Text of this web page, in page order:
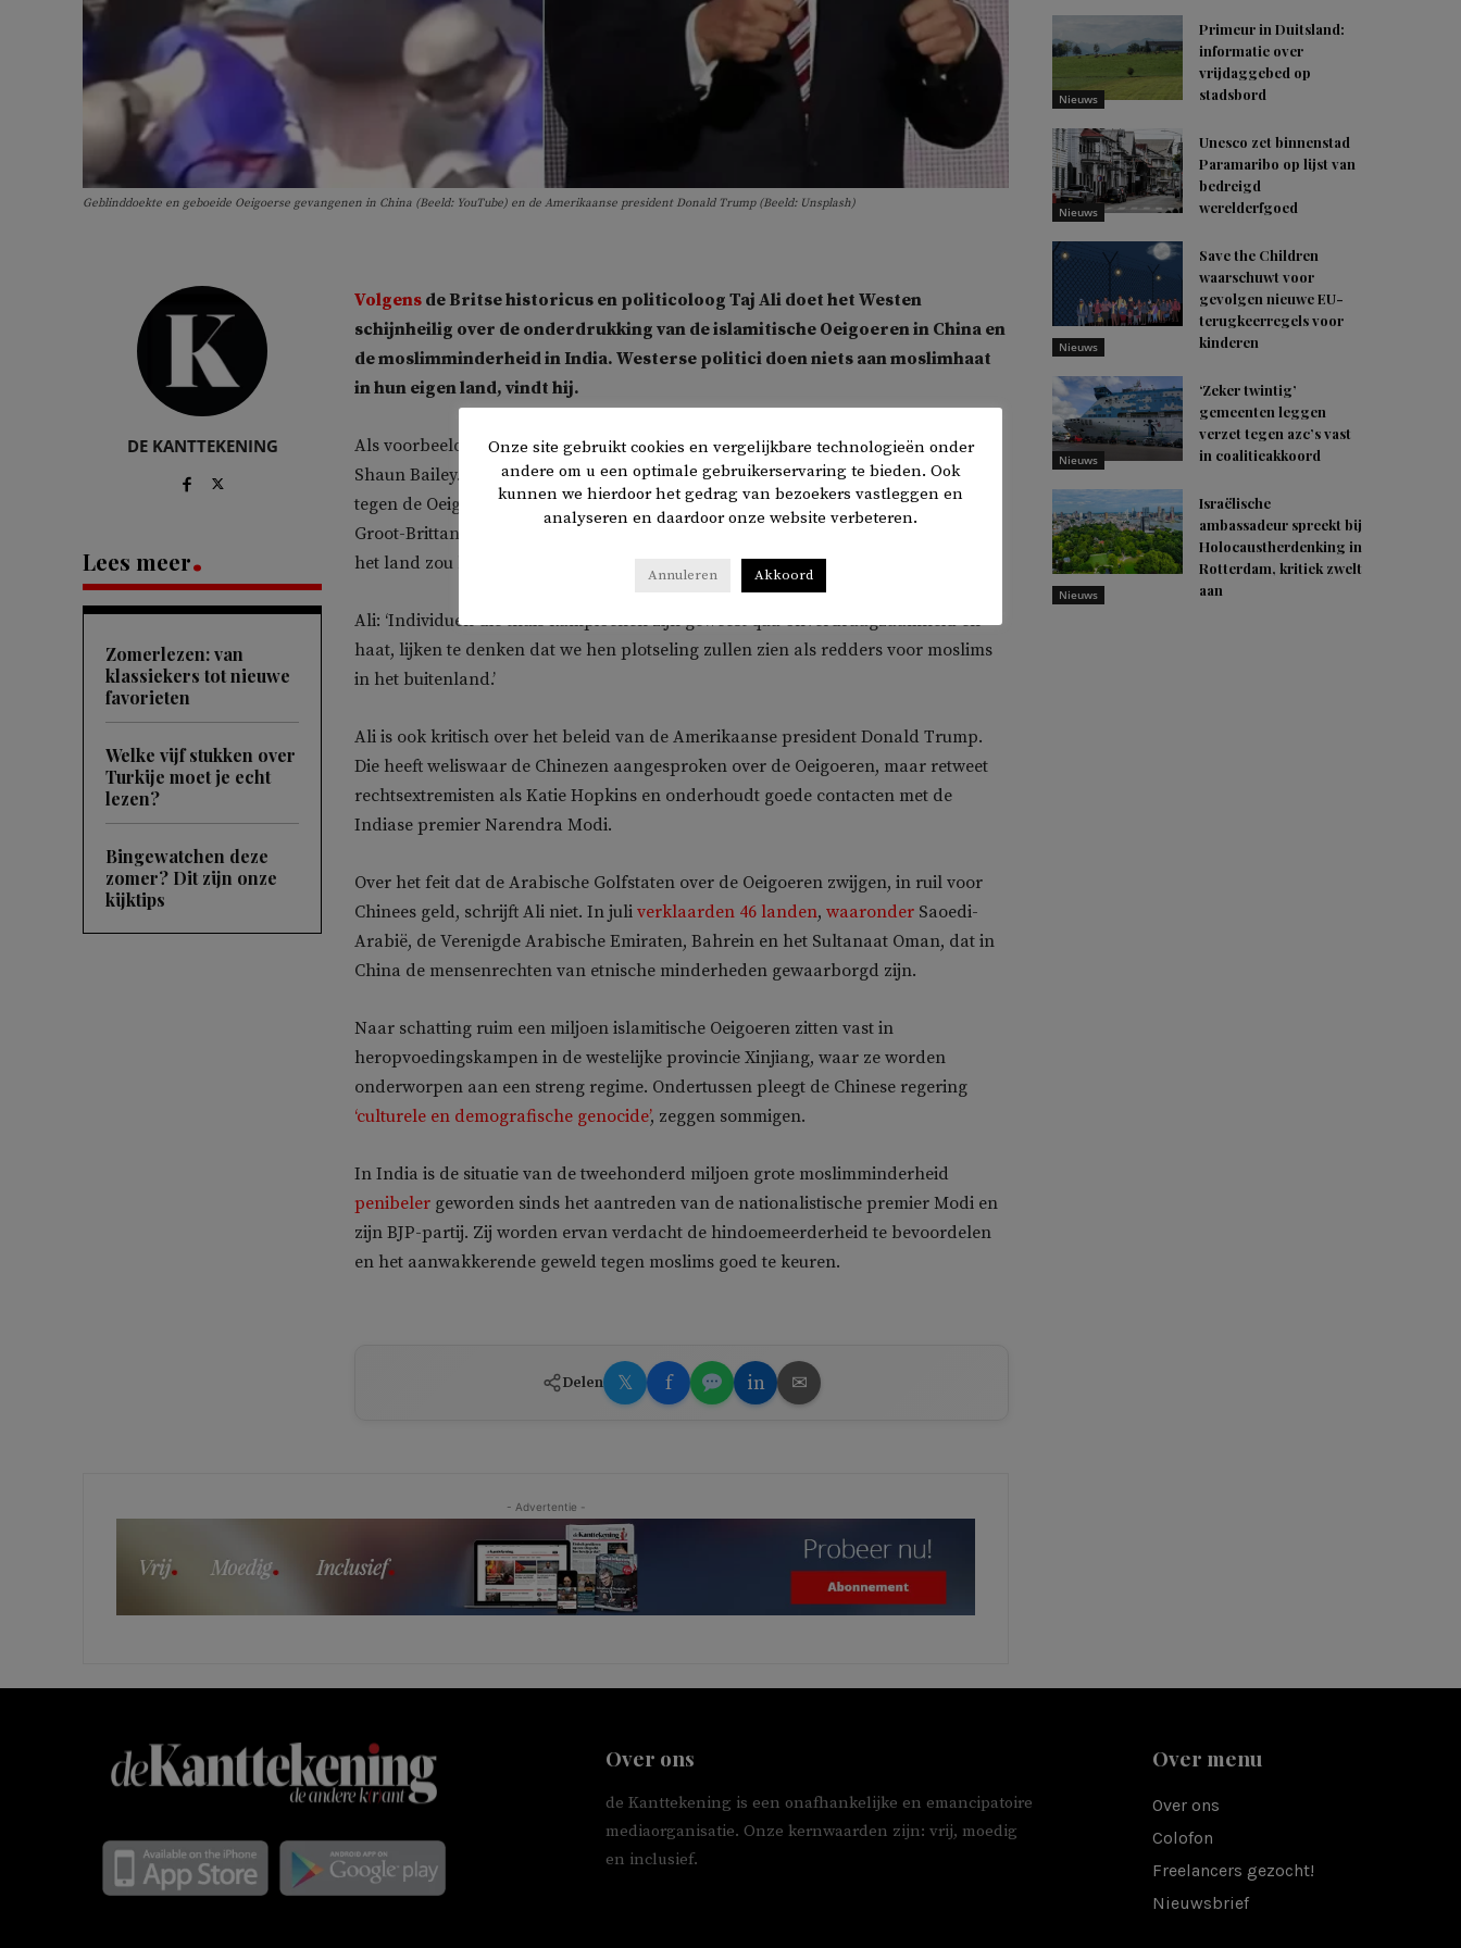
Geblinddoekte en geboeide Oeigoerse gevangenen in China (Beeld: YouTube) en de Amerikaanse president Donald Trump (Beeld: Unsplash)
DE KANTTEKENING
Lees meer
Zomerlezen: van
klassiekers tot nieuwe
favorieten
Welke vijf stukken over
Turkije moet je echt
lezen?
Bingewatchen deze
zomer? Dit zijn onze
kijktips
Volgens de Britse historicus en politicoloog Taj Ali doet het Westen
schijnheilig over de onderdrukking van de islamitische Oeigoeren in China en
de moslimminderheid in India. Westerse politici doen niets aan moslimhaat
in hun eigen land, vindt hij.
Als voorbeeld noemt Ali de Conservatieve Londense burgemeesterskandidaat
Shaun Bailey. Die twitterde in juni over de mensenrechtenschendingen in China
tegen de Oeigoeren, maar schreef in 2005 een pamflet waarin hij betoogde dat als
Groot-Brittannië zich meer zou aanpassen aan de hindoe- en moslimcultuur, dit
het land zou beroven van zijn gemeenschap.
Ali: ‘Individuen die thuis kampioenen zijn geweest qua onverdraagzaamheid en
haat, lijken te denken dat we hen plotseling zullen zien als redders voor moslims
in het buitenland.’
Ali is ook kritisch over het beleid van de Amerikaanse president Donald Trump.
Die heeft weliswaar de Chinezen aangesproken over de Oeigoeren, maar retweet
rechtsextremisten als Katie Hopkins en onderhoudt goede contacten met de
Indiase premier Narendra Modi.
Over het feit dat de Arabische Golfstaten over de Oeigoeren zwijgen, in ruil voor
Chinees geld, schrijft Ali niet. In juli verklaarden 46 landen, waaronder Saoedi-
Arabië, de Verenigde Arabische Emiraten, Bahrein en het Sultanaat Oman, dat in
China de mensenrechten van etnische minderheden gewaarborgd zijn.
Naar schatting ruim een miljoen islamitische Oeigoeren zitten vast in
heropvoedingskampen in de westelijke provincie Xinjiang, waar ze worden
onderworpen aan een streng regime. Ondertussen pleegt de Chinese regering
‘culturele en demografische genocide’, zeggen sommigen.
In India is de situatie van de tweehonderd miljoen grote moslimminderheid
penibeler geworden sinds het aantreden van de nationalistische premier Modi en
zijn BJP-partij. Zij worden ervan verdacht de hindoemeerderheid te bevoordelen
en het aanwakkerende geweld tegen moslims goed te keuren.
Delen 𝕏 f in ✉
- Advertentie -
Nieuws
Primeur in Duitsland:
informatie over
vrijdaggebed op
stadsbord
Nieuws
Unesco zet binnenstad
Paramaribo op lijst van
bedreigd
werelderfgoed
Nieuws
Save the Children
waarschuwt voor
gevolgen nieuwe EU-
terugkeerregels voor
kinderen
Nieuws
‘Zeker twintig’
gemeenten leggen
verzet tegen azc’s vast
in coalitieakkoord
Nieuws
Israëlische
ambassadeur spreekt bij
Holocaustherdenking in
Rotterdam, kritiek zwelt
aan
Over ons
de Kanttekening is een onafhankelijke en emancipatoire
mediaorganisatie. Onze kernwaarden zijn: vrij, moedig
en inclusief.
Over menu
Over ons
Colofon
Freelancers gezocht!
Nieuwsbrief
Onze site gebruikt cookies en vergelijkbare technologieën onder
andere om u een optimale gebruikerservaring te bieden. Ook
kunnen we hierdoor het gedrag van bezoekers vastleggen en
analyseren en daardoor onze website verbeteren.
Annuleren Akkoord